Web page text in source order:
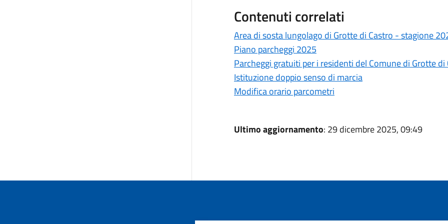
Contenuti correlati
Area di sosta lungolago di Grotte di Castro - stagione
Piano parcheggi 2025
Parcheggi gratuiti per i residenti del Comune di Grotte di
Istituzione doppio senso di marcia
Modifica orario parcometri
Ultimo aggiornamento: 29 dicembre 2025, 09:49